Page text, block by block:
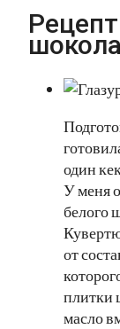
один
У меня
белого
от
плитки
масло